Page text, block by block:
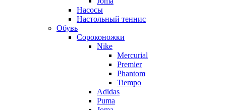
Насосы
Настольный теннис
Обувь
Сороконожки
Nike
Mercurial
Premier
Phantom
Tiempo
Adidas
Puma